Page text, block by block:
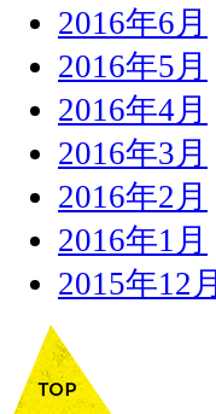
2016年6月
2016年5月
2016年4月
2016年3月
2016年2月
2016年1月
2015年12月